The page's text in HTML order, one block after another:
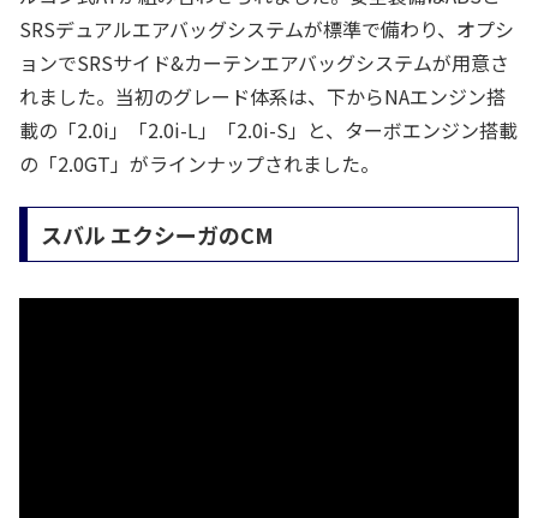
SRSデュアルエアバッグシステムが標準で備わり、オプシ
ョンでSRSサイド&カーテンエアバッグシステムが用意さ
れました。当初のグレード体系は、下からNAエンジン搭
載の「2.0i」「2.0i-L」「2.0i-S」と、ターボエンジン搭載
の「2.0GT」がラインナップされました。
スバル エクシーガのCM